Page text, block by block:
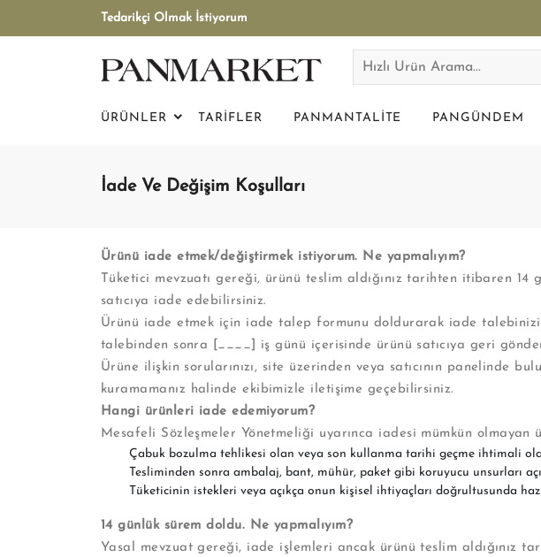
Tedarikçi Olmak İstiyorum
ÜRÜNLER TARIFLER PANMANTALITE PANGÜNDEM
İade Ve Değişim Koşulları
Ürünü iade etmek/değiştirmek istiyorum. Ne yapmalıyım?
Tüketici mevzuatı gereği, ürünü teslim aldığınız tarihten itibaren
satıcıya iade edebilirsiniz.
Ürünü iade etmek için iade talep formunu doldurarak iade
talebinden sonra [____] iş günü içerisinde ürünü satıcıya geri
Ürüne ilişkin sorularınızı, site üzerinden veya satıcının panelinde
kuramamanız halinde ekibimizle iletişime geçebilirsiniz.
Hangi ürünleri iade edemiyorum?
Mesafeli Sözleşmeler Yönetmeliği uyarınca iadesi mümkün olmayan
Çabuk bozulma tehlikesi olan veya son kullanma tarihi geçme ihtimali
Tesliminden sonra ambalaj, bant, mühür, paket gibi koruyucu unsurları
Tüketicinin istekleri veya açıkça onun kişisel ihtiyaçları doğrultusunda
14 günlük sürem doldu. Ne yapmalıyım?
Yasal mevzuat gereği, iade işlemleri ancak ürünü teslim aldığınız